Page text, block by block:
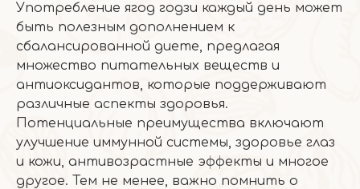
Употребление ягод годзи каждый день может
быть полезным дополнением к
сбалансированной диете, предлагая
множество питательных веществ и
антиоксидантов, которые поддерживают
различные аспекты здоровья.
Потенциальные преимущества включают
улучшение иммунной системы, здоровье глаз
и кожи, антивозрастные эффекты и многое
другое. Тем не менее, важно помнить о